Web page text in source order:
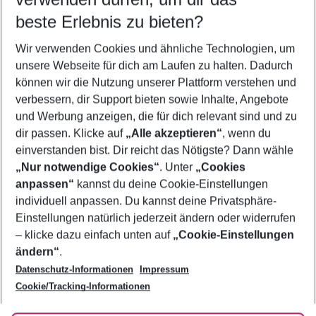
5-8 Nächte
2 Erwachsene Keine Kinder
Mehr Filter anzeigen
Footer
Footer navigation
Über uns
AGB
Bestpreisgarantie
Cookie-Einstellungen ändern
Cookie-Richtlinie
Agenturbetreuung
Barrierefreies Reisen
Folge uns
beste Erlebnis zu bieten?
Wir verwenden Cookies und ähnliche Technologien, um
unsere Webseite für dich am Laufen zu halten. Dadurch
können wir die Nutzung unserer Plattform verstehen und
verbessern, dir Support bieten sowie Inhalte, Angebote
und Werbung anzeigen, die für dich relevant sind und zu
dir passen. Klicke auf „Alle akzeptieren“, wenn du
einverstanden bist. Dir reicht das Nötigste? Dann wähle
„Nur notwendige Cookies“. Unter „Cookies
anpassen“ kannst du deine Cookie-Einstellungen
individuell anpassen. Du kannst deine Privatsphäre-
Einstellungen natürlich jederzeit ändern oder widerrufen
– klicke dazu einfach unten auf „Cookie-Einstellungen
ändern“.
Datenschutz-Informationen
Impressum
Cookie/Tracking-Informationen